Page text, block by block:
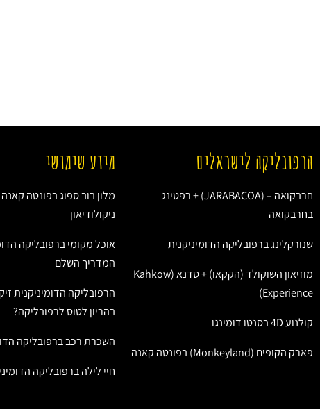
הרפובליקה לישראלים
חרבקואה – (JARABACOA) + רפטינג
בחרבקואה
שנורקלינג ברפובליקה הדומיניקנית
מוזיאון השוקולד (הקקאו) + סדנא (Kahkow
Experience)
קולנוע 4D בסנטו דומינגו
פארק הקופים (Monkeyland) בפונטה קאנה
מידע שימושי
מלון בוב ספוג בפונטה קאנה
ניקולודיאון
אוכל מקומי ברפובליקה
המדריך השלם
הרפובליקה הדומיניקנית
בהריון לטוס לרפובליקה?
השכרת רכב ברפובליקה
חיי לילה ברפובליקה